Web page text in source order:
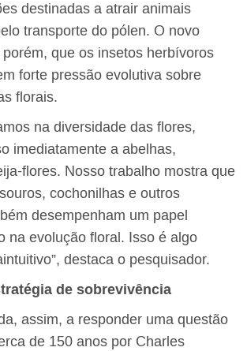
destinadas a atrair animais
transporte do pólen. O novo
que os insetos herbívoros
forte pressão evolutiva sobre
florais.
na diversidade das flores,
imediatamente a abelhas,
flores. Nosso trabalho mostra que
cochonilhas e outros
desempenham um papel
na evolução floral. Isso é algo
destaca o pesquisador.
de sobrevivência
assim, a responder uma questão
de 150 anos por Charles